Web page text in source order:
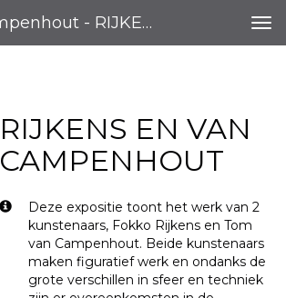
Tom Van Campenhout - RIJKENS EN VAN CAMPENHOUT
RIJKENS EN VAN
CAMPENHOUT
Deze expositie toont het werk van 2
kunstenaars, Fokko Rijkens en Tom
van Campenhout. Beide kunstenaars
maken figuratief werk en ondanks de
grote verschillen in sfeer en techniek